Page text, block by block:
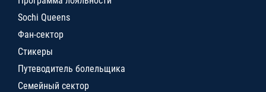
Sochi Queens
Фан-сектор
Стикеры
Путеводитель болельщика
Семейный сектор